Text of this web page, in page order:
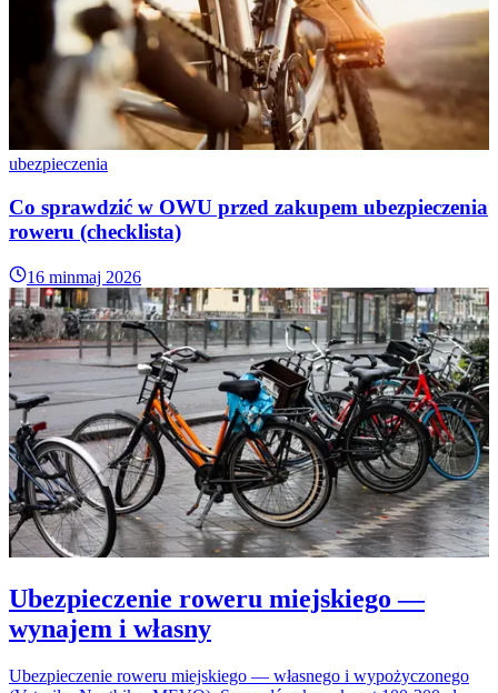
ubezpieczenia
Co sprawdzić w OWU przed zakupem ubezpieczenia
roweru (checklista)
16 minmaj 2026
Ubezpieczenie roweru miejskiego —
wynajem i własny
Ubezpieczenie roweru miejskiego — własnego i wypożyczonego